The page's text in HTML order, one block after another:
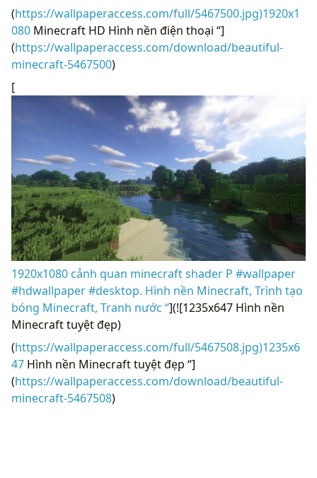
(https://wallpaperaccess.com/full/5467500.jpg)1920x1
080 Minecraft HD Hình nền điện thoại “]
(https://wallpaperaccess.com/download/beautiful-
minecraft-5467500)
[
1920x1080 cảnh quan minecraft shader P #wallpaper
#hdwallpaper #desktop. Hình nền Minecraft, Trình tạo
bóng Minecraft, Tranh nước “](![1235x647 Hình nền
Minecraft tuyệt đẹp)
(https://wallpaperaccess.com/full/5467508.jpg)1235x6
47 Hình nền Minecraft tuyệt đẹp “]
(https://wallpaperaccess.com/download/beautiful-
minecraft-5467508)